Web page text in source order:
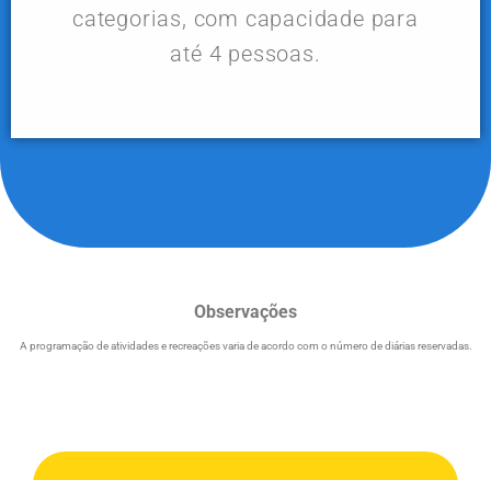
categorias, com capacidade para
até 4 pessoas.
Observações
A programação de atividades e recreações varia de acordo com o número de diárias reservadas.